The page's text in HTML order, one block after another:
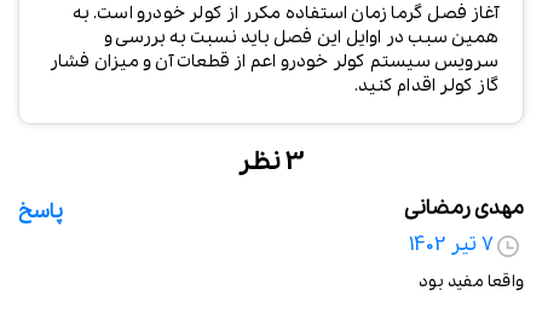
آغاز فصل گرما زمان استفاده مکرر از کولر خودرو است. به
همین سبب در اوایل این فصل باید نسبت به بررسی و
سرویس سیستم کولر خودرو اعم از قطعات آن و میزان فشار
گاز کولر اقدام کنید.
3 نظر
مهدی رمضانی
پاسخ
7 تیر 1402
واقعا مفید بود